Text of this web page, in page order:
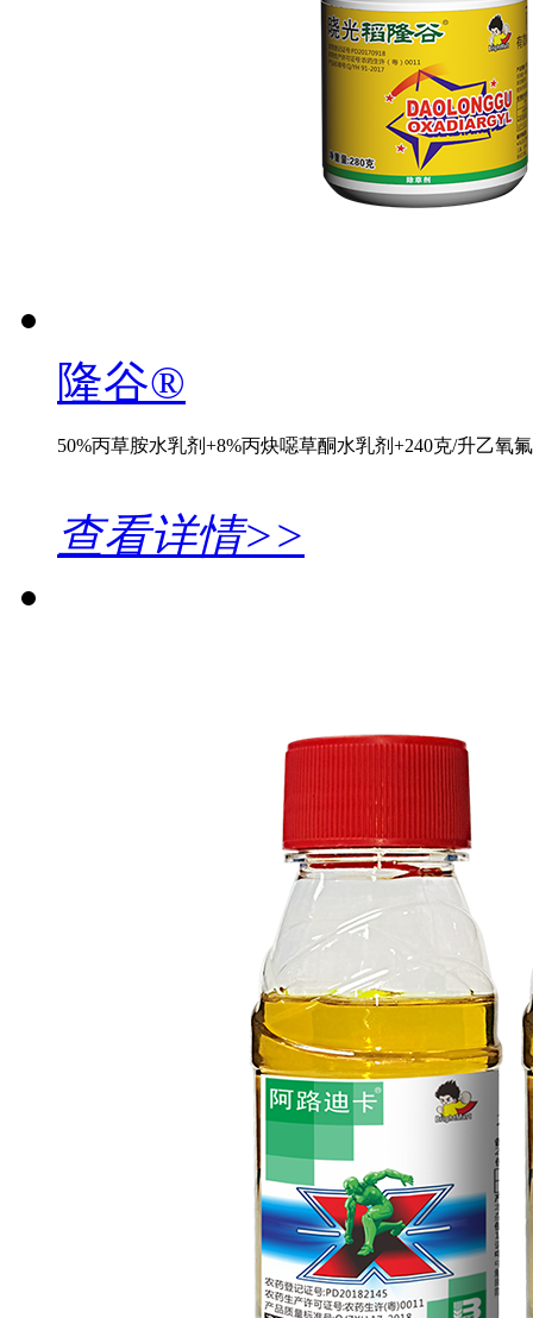
隆谷®
50%丙草胺水乳剂+8%丙炔噁草酮水乳剂+240克/升乙氧
查看详情>>